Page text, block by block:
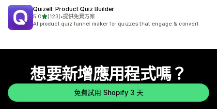
Quizell: Product Quiz Builder
5.0滿分 5 顆星
(123)
共有 123 則評價
•提供免費方案
AI product quiz funnel maker for quizzes that engage & convert
想要新增應用程式嗎？
免費試用 Shopify 3 天